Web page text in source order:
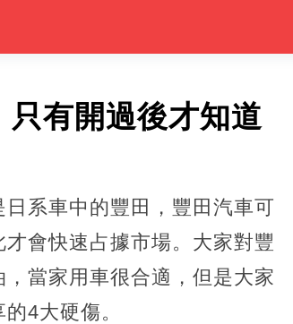
有開過後才知道
系車中的豐田，豐田汽車可
會快速占據市場。大家對豐
當家用車很合適，但是大家
4大硬傷。